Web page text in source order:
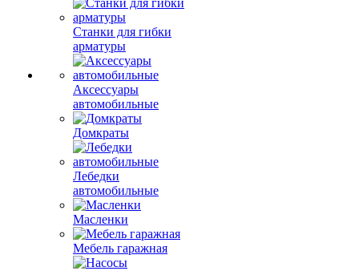
Станки для гибки
арматуры
Аксессуары
автомобильные
Домкраты
Лебедки
автомобильные
Масленки
Мебель гаражная